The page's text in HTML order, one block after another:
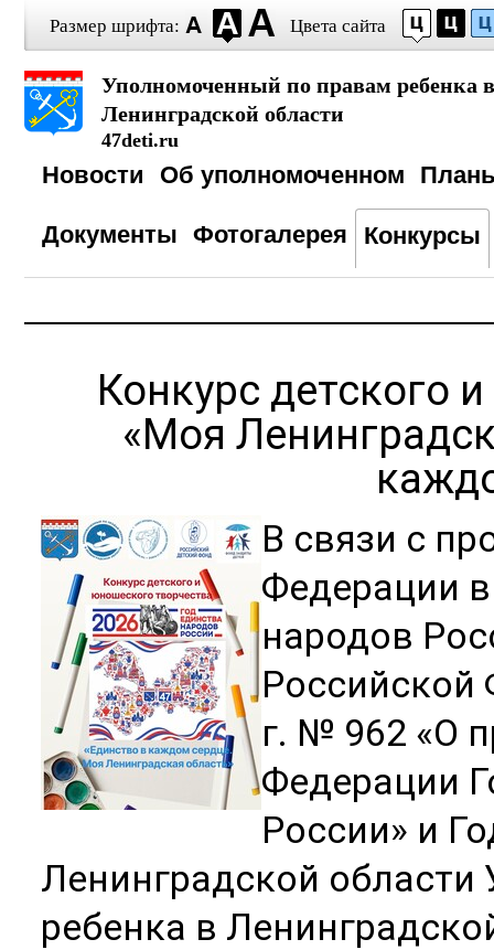
Размер шрифта: Цвета сайта
Уполномоченный по правам ребенка в
Ленинградской области
47deti.ru
Новости Об уполномоченном
Документы Фотогалерея Конкурсы
Конкурс детского
«Моя
В связи с
Федерации
народов
Российской
г. № 962 «О
Федерации
России» и
Ленинградской
ребенка в